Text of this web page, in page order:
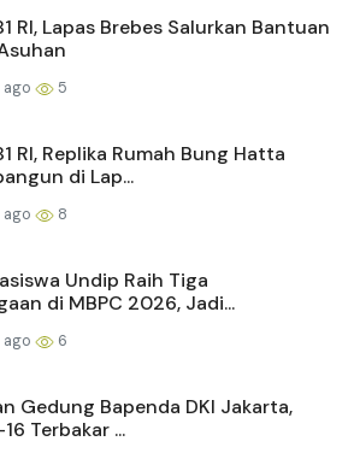
RI, Lapas Brebes Salurkan Bantuan
5
RI, Replika Rumah Bung Hatta
di Lap...
8
Undip Raih Tiga
di MBPC 2026, Jadi...
6
Gedung Bapenda DKI Jakarta,
Terbakar ...